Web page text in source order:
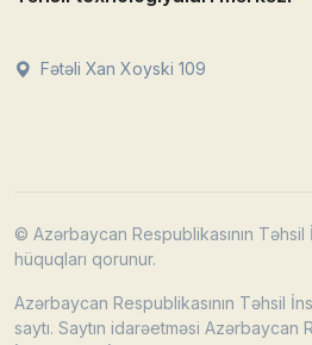
Fətəli Xan Xoyski 109
© Azərbaycan Respublikasının
hüquqları qorunur.
Azərbaycan Respublikasının Təhsil
saytı. Saytın idarəetməsi Azərbaycan